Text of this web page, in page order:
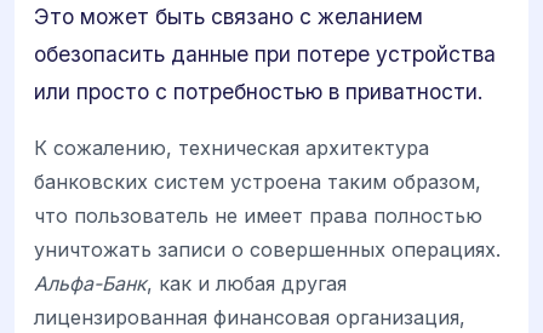
Это может быть связано с желанием
обезопасить данные при потере устройства
или просто с потребностью в приватности.
К сожалению, техническая архитектура
банковских систем устроена таким образом,
что пользователь не имеет права полностью
уничтожать записи о совершенных операциях.
Альфа-Банк, как и любая другая
лицензированная финансовая организация,